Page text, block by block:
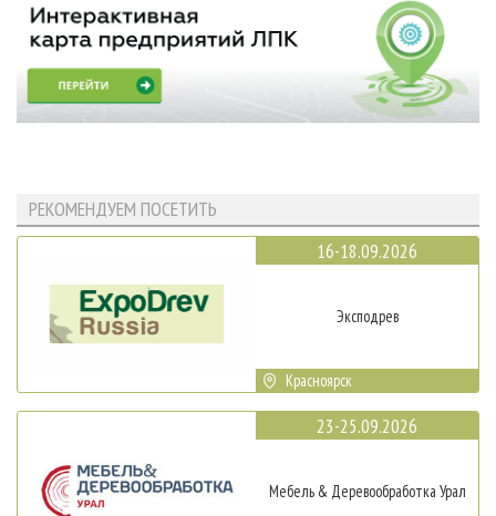
РЕКОМЕНДУЕМ ПОСЕТИТЬ
16-18.09.2026
Эксподрев
Красноярск
23-25.09.2026
Мебель & Деревообработка Урал